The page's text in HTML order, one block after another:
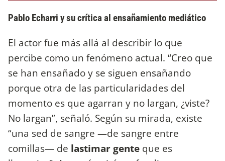
Pablo Echarri y su crítica al ensañamiento mediático
El actor fue más allá al describir lo que
percibe como un fenómeno actual. “Creo que
se han ensañado y se siguen ensañando
porque otra de las particularidades del
momento es que agarran y no largan, ¿viste?
No largan”, señaló. Según su mirada, existe
“una sed de sangre —de sangre entre
comillas— de lastimar gente que es